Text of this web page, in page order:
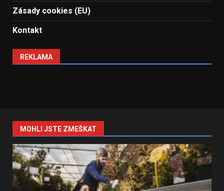
Zásady cookies (EU)
Kontakt
REKLAMA
MOHLI JSTE ZMEŠKAT